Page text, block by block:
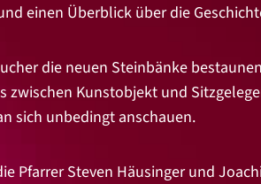
einen Überblick über die
die neuen Steinbänke
zwischen Kunstobjekt und
sich unbedingt anschauen.
Pfarrer Steven Häusinger und